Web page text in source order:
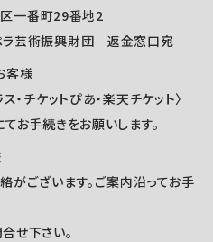
一番町29番地2
ラ芸術振興財団 返金窓口宛
客様
・チケットぴあ・楽天チケット〉
お手続きをお願いします。
がございます。ご案内沿ってお手
せ下さい。